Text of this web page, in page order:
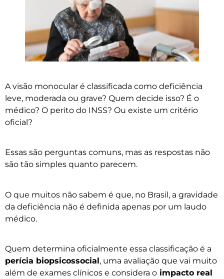
A visão monocular é classificada como deficiência
leve, moderada ou grave? Quem decide isso? É o
médico? O perito do INSS? Ou existe um critério
oficial?
Essas são perguntas comuns, mas as respostas não
são tão simples quanto parecem.
O que muitos não sabem é que, no Brasil, a gravidade
da deficiência não é definida apenas por um laudo
médico.
Quem determina oficialmente essa classificação é a
perícia biopsicossocial, uma avaliação que vai muito
além de exames clínicos e considera o impacto real